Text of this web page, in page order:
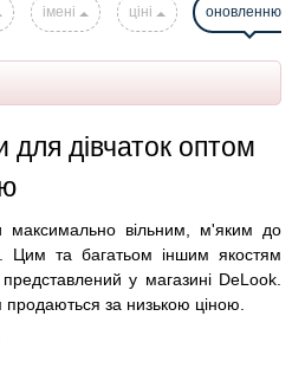
імені ціні оновленню
для дівчаток оптом
вільним, м'яким до
Цим та багатьом іншим якостям
у магазині DeLook.
продаються за низькою ціною.